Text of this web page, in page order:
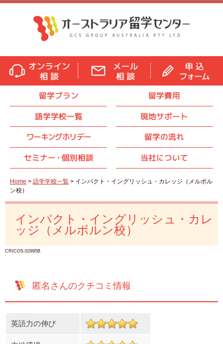
留学プラン
留学費用
語学学校一覧
現地サポート
ワーキングホリデー
留学の流れ
セミナー・ 個別相談 当社について
Home > 語学学校一覧 > インパクト・イングリッシュ・カレッジ（メルボル
ン校）
インパクト・イングリッシュ・カレ
ッジ（メルボルン校）
CRICOS:02995B
匿名さんのクチコミ情報
英語力の伸び